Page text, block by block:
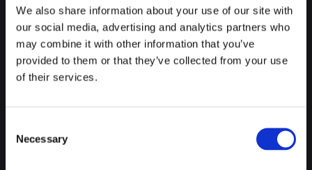
We also share information about your use of our site with
our social media, advertising and analytics partners who
may combine it with other information that you’ve
provided to them or that they’ve collected from your use
of their services.
Selection
Necessary